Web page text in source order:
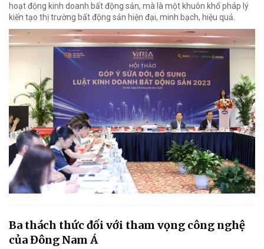
hoạt động kinh doanh bất động sản, mà là một khuôn khổ pháp lý
kiến tạo thị trường bất động sản hiện đại, minh bạch, hiệu quả.
Ba thách thức đối với tham vọng công nghệ
của Đông Nam Á